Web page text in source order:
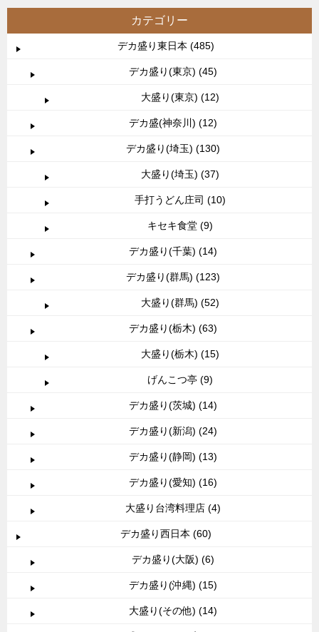
カテゴリー
デカ盛り東日本 (485)
デカ盛り(東京) (45)
大盛り(東京) (12)
デカ盛(神奈川) (12)
デカ盛り(埼玉) (130)
大盛り(埼玉) (37)
手打うどん庄司 (10)
キセキ食堂 (9)
デカ盛り(千葉) (14)
デカ盛り(群馬) (123)
大盛り(群馬) (52)
デカ盛り(栃木) (63)
大盛り(栃木) (15)
げんこつ亭 (9)
デカ盛り(茨城) (14)
デカ盛り(新潟) (24)
デカ盛り(静岡) (13)
デカ盛り(愛知) (16)
大盛り台湾料理店 (4)
デカ盛り西日本 (60)
デカ盛り(大阪) (6)
デカ盛り(沖縄) (15)
大盛り(その他) (14)